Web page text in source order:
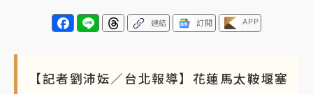
連結 訂閱 APP
【記者劉沛妘／台北報導】花蓮馬太鞍堰塞